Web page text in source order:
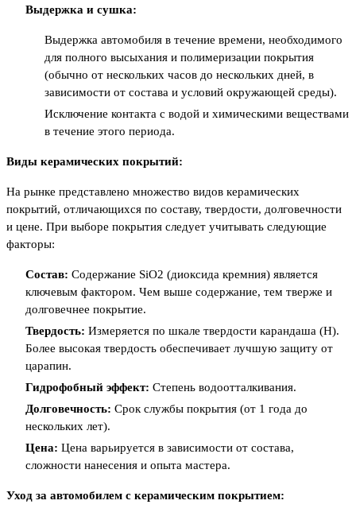
Выдержка и сушка:
Выдержка автомобиля в течение времени, необходимого
для полного высыхания и полимеризации покрытия
(обычно от нескольких часов до нескольких дней, в
зависимости от состава и условий окружающей среды).
Исключение контакта с водой и химическими веществами
в течение этого периода.
Виды керамических покрытий:
На рынке представлено множество видов керамических
покрытий, отличающихся по составу, твердости, долговечности
и цене. При выборе покрытия следует учитывать следующие
факторы:
Состав: Содержание SiO2 (диоксида кремния) является
ключевым фактором. Чем выше содержание, тем тверже и
долговечнее покрытие.
Твердость: Измеряется по шкале твердости карандаша (H).
Более высокая твердость обеспечивает лучшую защиту от
царапин.
Гидрофобный эффект: Степень водоотталкивания.
Долговечность: Срок службы покрытия (от 1 года до
нескольких лет).
Цена: Цена варьируется в зависимости от состава,
сложности нанесения и опыта мастера.
Уход за автомобилем с керамическим покрытием: